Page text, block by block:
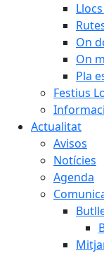
On
On
Pla
Festius
Actualitat
Avisos
Notícies
Agenda